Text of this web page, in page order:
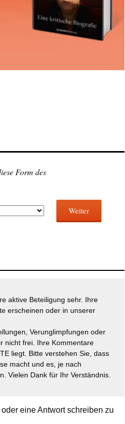
Form des
Weiter
aktive Beteiligung sehr. Ihre
erscheinen oder in unserer
Verunglimpfungen oder
nicht frei. Ihre Kommentare
liegt. Bitte verstehen Sie, dass
macht und es, je nach
Vielen Dank für Ihr Verständnis.
eine Antwort schreiben zu